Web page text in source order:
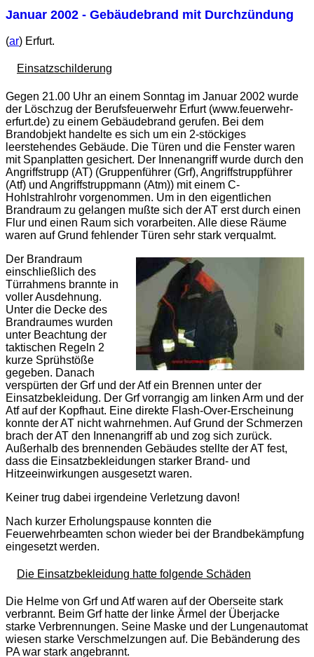
Januar 2002 - Gebäudebrand mit Durchzündung
(ar) Erfurt.
Einsatzschilderung
Gegen 21.00 Uhr an einem Sonntag im Januar 2002 wurde
der Löschzug der Berufsfeuerwehr Erfurt (www.feuerwehr-
erfurt.de) zu einem Gebäudebrand gerufen. Bei dem
Brandobjekt handelte es sich um ein 2-stöckiges
leerstehendes Gebäude. Die Türen und die Fenster waren
mit Spanplatten gesichert. Der Innenangriff wurde durch den
Angriffstrupp (AT) (Gruppenführer (Grf), Angriffstruppführer
(Atf) und Angriffstruppmann (Atm)) mit einem C-
Hohlstrahlrohr vorgenommen. Um in den eigentlichen
Brandraum zu gelangen mußte sich der AT erst durch einen
Flur und einen Raum sich vorarbeiten. Alle diese Räume
waren auf Grund fehlender Türen sehr stark verqualmt.
Der Brandraum
einschließlich des
Türrahmens brannte in
voller Ausdehnung.
Unter die Decke des
Brandraumes wurden
unter Beachtung der
taktischen Regeln 2
kurze Sprühstöße
gegeben. Danach
verspürten der Grf und der Atf ein Brennen unter der
Einsatzbekleidung. Der Grf vorrangig am linken Arm und der
Atf auf der Kopfhaut. Eine direkte Flash-Over-Erscheinung
konnte der AT nicht wahrnehmen. Auf Grund der Schmerzen
brach der AT den Innenangriff ab und zog sich zurück.
Außerhalb des brennenden Gebäudes stellte der AT fest,
dass die Einsatzbekleidungen starker Brand- und
Hitzeeinwirkungen ausgesetzt waren.
Keiner trug dabei irgendeine Verletzung davon!
Nach kurzer Erholungspause konnten die
Feuerwehrbeamten schon wieder bei der Brandbekämpfung
eingesetzt werden.
Die Einsatzbekleidung hatte folgende Schäden
Die Helme von Grf und Atf waren auf der Oberseite stark
verbrannt. Beim Grf hatte der linke Ärmel der Überjacke
starke Verbrennungen. Seine Maske und der Lungenautomat
wiesen starke Verschmelzungen auf. Die Bebänderung des
PA war stark angebrannt.